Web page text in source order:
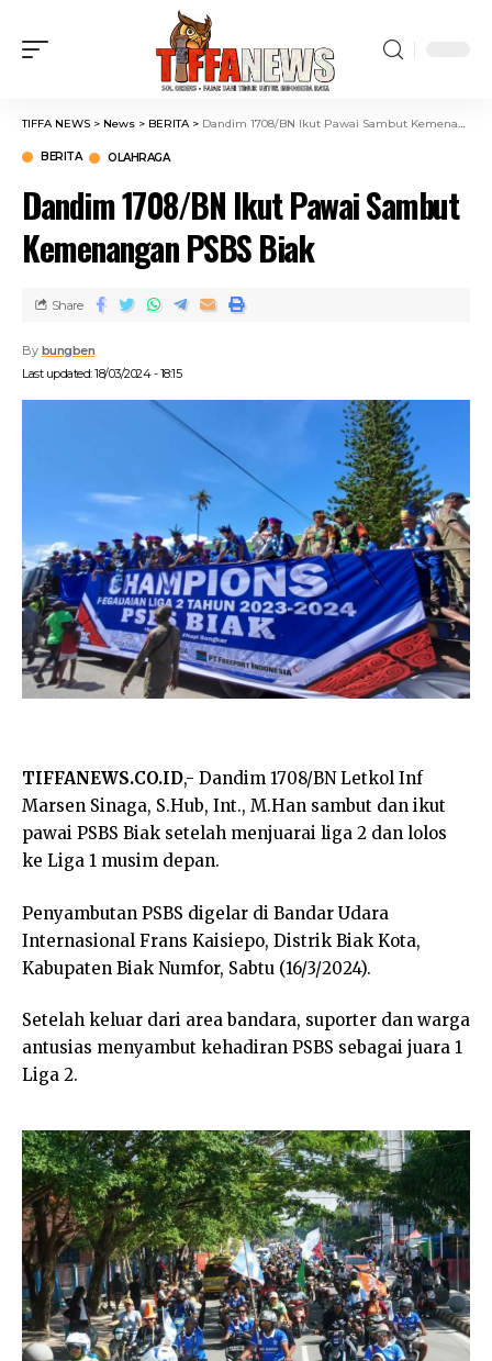
TIFFA NEWS > News > BERITA> Dandim 1708/BN Ikut Pawai Sambut Kemenangan PSBS Biak
BERITA OLAHRAGA
Dandim 1708/BN Ikut Pawai Sambut
Kemenangan PSBS Biak
Last updated: 18/03/2024 - 18:15
By bungben
Share
TIFFANEWS.CO.ID,- Dandim 1708/BN Letkol Inf
Marsen Sinaga, S.Hub, Int., M.Han sambut dan ikut
pawai PSBS Biak setelah menjuarai liga 2 dan lolos
ke Liga 1 musim depan.
Penyambutan PSBS digelar di Bandar Udara
Internasional Frans Kaisiepo, Distrik Biak Kota,
Kabupaten Biak Numfor, Sabtu (16/3/2024).
Setelah keluar dari area bandara, suporter dan warga
antusias menyambut kehadiran PSBS sebagai juara 1
Liga 2.